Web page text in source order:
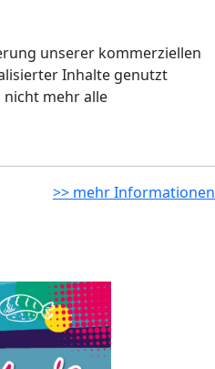
unserer kommerziellen
Inhalte genutzt
nicht mehr alle
>> mehr Informationen